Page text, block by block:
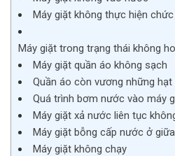
Máy giặt không thực hiện
Máy giặt trong trạng thái không
Máy giặt quần áo không sạch
Quần áo còn vương những
Quá trình bơm nước vào máy
Máy giặt xả nước liên tục
Máy giặt bỗng cấp nước ở
Máy giặt không chạy